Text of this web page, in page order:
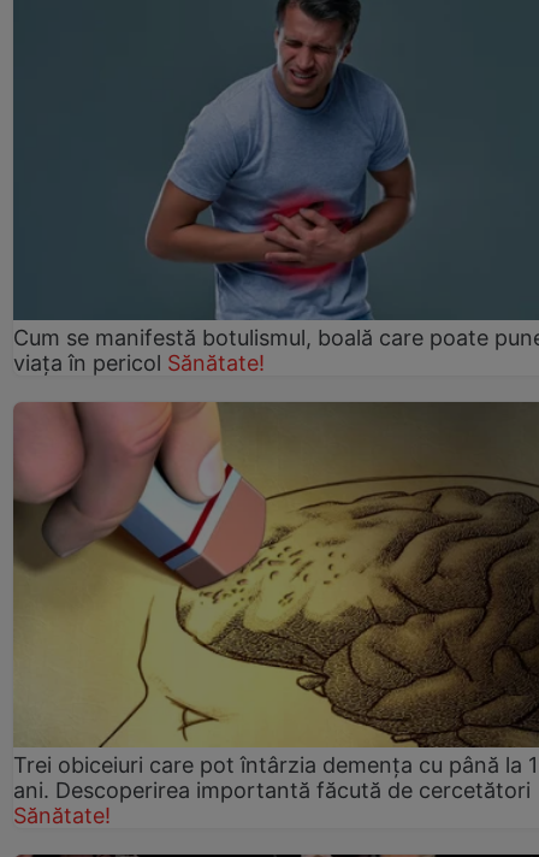
Cum se manifestă botulismul, boală care poate
viaţa în pericol Sănătate!
Trei obiceiuri care pot întârzia demența cu până la
ani. Descoperirea importantă făcută de cercetători
Sănătate!